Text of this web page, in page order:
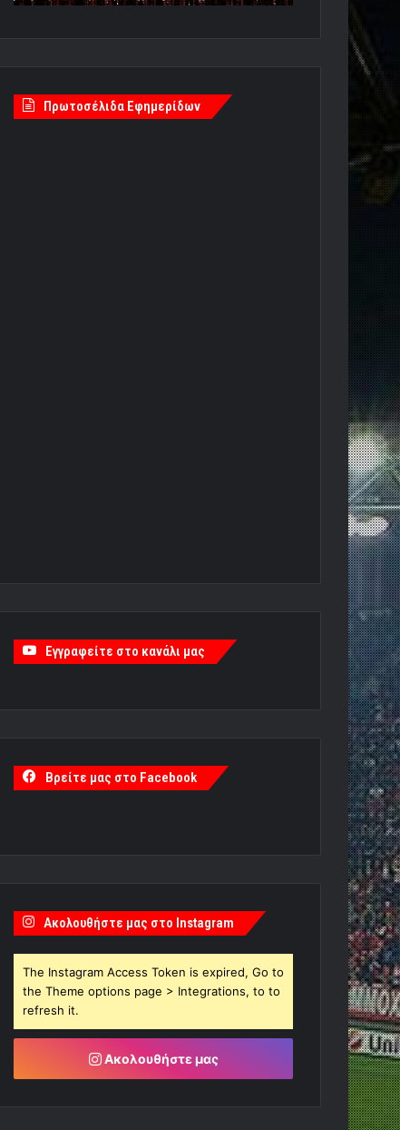
Πρωτοσέλιδα Εφημερίδων
Εγγραφείτε στο κανάλι μας
Βρείτε μας στο Facebook
Ακολουθήστε μας στο Instagram
The Instagram Access Token is expired, Go to
the Theme options page > Integrations, to to
refresh it.
Ακολουθήστε μας